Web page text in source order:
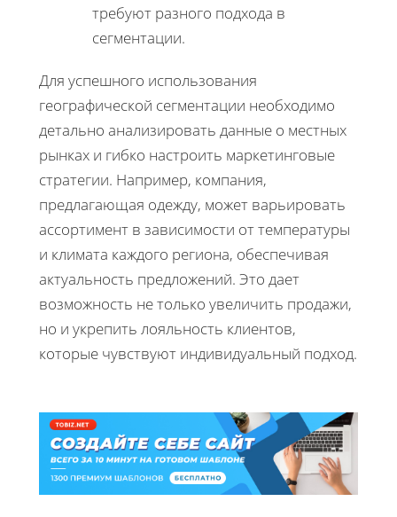
требуют разного подхода в
сегментации.
Для успешного использования
географической сегментации необходимо
детально анализировать данные о местных
рынках и гибко настроить маркетинговые
стратегии. Например, компания,
предлагающая одежду, может варьировать
ассортимент в зависимости от температуры
и климата каждого региона, обеспечивая
актуальность предложений. Это дает
возможность не только увеличить продажи,
но и укрепить лояльность клиентов,
которые чувствуют индивидуальный подход.